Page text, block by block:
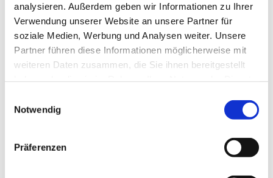
analysieren. Außerdem geben wir Informationen zu Ihrer
Verwendung unserer Website an unsere Partner für
soziale Medien, Werbung und Analysen weiter. Unsere
Partner führen diese Informationen möglicherweise mit
weiteren Daten zusammen, die Sie ihnen bereitgestellt
Notwendig
Präferenzen
Dies könnte Sie auch
interessieren